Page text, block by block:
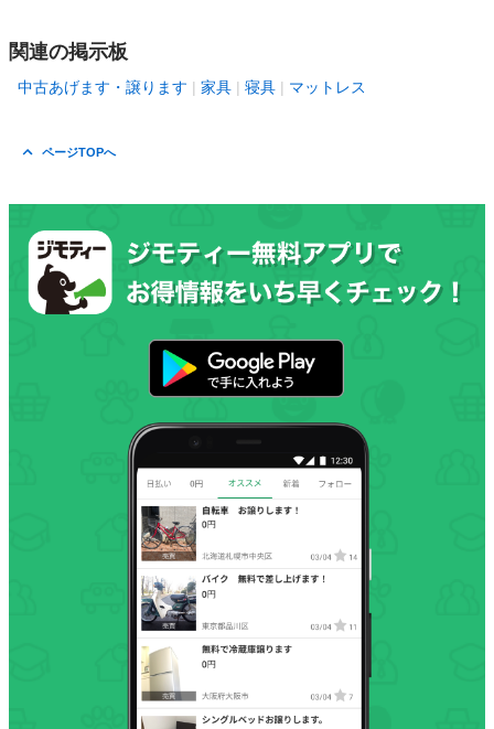
関連の掲示板
中古あげます・譲ります 家具 寝具 マットレス
ページTOPへ